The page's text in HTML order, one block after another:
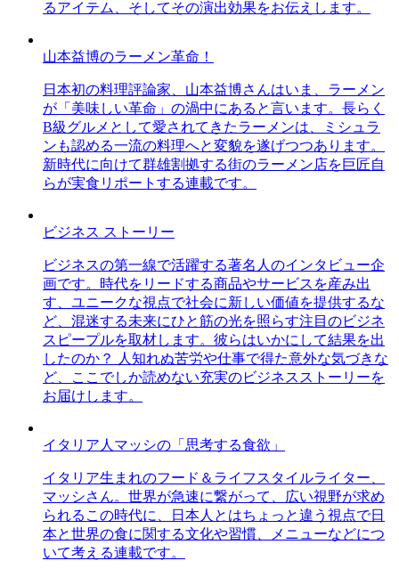
るアイテム、そしてその演出効果をお伝えします。
山本益博のラーメン革命！
日本初の料理評論家、山本益博さんはいま、ラーメン
が「美味しい革命」の渦中にあると言います。長らく
B級グルメとして愛されてきたラーメンは、ミシュラ
ンも認める一流の料理へと変貌を遂げつつあります。
新時代に向けて群雄割拠する街のラーメン店を巨匠自
らが実食リポートする連載です。
ビジネス ストーリー
ビジネスの第一線で活躍する著名人のインタビュー企
画です。時代をリードする商品やサービスを産み出
す、ユニークな視点で社会に新しい価値を提供するな
ど、混迷する未来にひと筋の光を照らす注目のビジネ
スピープルを取材します。彼らはいかにして結果を出
したのか？ 人知れぬ苦労や仕事で得た意外な気づきな
ど、ここでしか読めない充実のビジネスストーリーを
お届けします。
イタリア人マッシの「思考する食欲」
イタリア生まれのフード＆ライフスタイルライター、
マッシさん。世界が急速に繋がって、広い視野が求め
られるこの時代に、日本人とはちょっと違う視点で日
本と世界の食に関する文化や習慣、メニューなどにつ
いて考える連載です。